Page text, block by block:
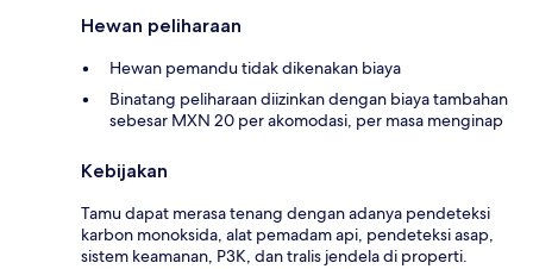
Hewan peliharaan
Hewan pemandu tidak dikenakan biaya
Binatang peliharaan diizinkan dengan biaya tambahan
sebesar MXN 20 per akomodasi, per masa menginap
Kebijakan
Tamu dapat merasa tenang dengan adanya pendeteksi
karbon monoksida, alat pemadam api, pendeteksi asap,
sistem keamanan, P3K, dan tralis jendela di properti.